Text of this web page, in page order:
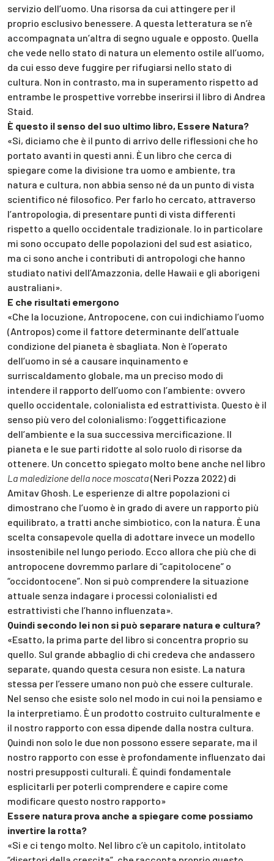
servizio dell’uomo. Una risorsa da cui attingere per il
proprio esclusivo benessere. A questa letteratura se n’è
accompagnata un’altra di segno uguale e opposto. Quella
che vede nello stato di natura un elemento ostile all’uomo,
da cui esso deve fuggire per rifugiarsi nello stato di
cultura. Non in contrasto, ma in superamento rispetto ad
entrambe le prospettive vorrebbe inserirsi il libro di Andrea
Staid.
È questo il senso del suo ultimo libro, Essere Natura?
«Si, diciamo che è il punto di arrivo delle riflessioni che ho
portato avanti in questi anni. È un libro che cerca di
spiegare come la divisione tra uomo e ambiente, tra
natura e cultura, non abbia senso né da un punto di vista
scientifico né filosofico. Per farlo ho cercato, attraverso
l’antropologia, di presentare punti di vista differenti
rispetto a quello occidentale tradizionale. Io in particolare
mi sono occupato delle popolazioni del sud est asiatico,
ma ci sono anche i contributi di antropologi che hanno
studiato nativi dell’Amazzonia, delle Hawaii e gli aborigeni
australiani».
E che risultati emergono
«Che la locuzione, Antropocene, con cui indichiamo l’uomo
(Antropos) come il fattore determinante dell’attuale
condizione del pianeta è sbagliata. Non è l’operato
dell’uomo in sé a causare inquinamento e
surriscaldamento globale, ma un preciso modo di
intendere il rapporto dell’uomo con l’ambiente: ovvero
quello occidentale, colonialista ed estrattivista. Questo è il
senso più vero del colonialismo: l’oggettificazione
dell’ambiente e la sua successiva mercificazione. Il
pianeta e le sue parti ridotte al solo ruolo di risorse da
ottenere. Un concetto spiegato molto bene anche nel libro
La maledizione della noce moscata(Neri Pozza 2022) di
Amitav Ghosh. Le esperienze di altre popolazioni ci
dimostrano che l’uomo è in grado di avere un rapporto più
equilibrato, a tratti anche simbiotico, con la natura. È una
scelta consapevole quella di adottare invece un modello
insostenibile nel lungo periodo. Ecco allora che più che di
antropocene dovremmo parlare di “capitolocene” o
“occidontocene”. Non si può comprendere la situazione
attuale senza indagare i processi colonialisti ed
estrattivisti che l’hanno influenzata».
Quindi secondo lei non si può separare natura e cultura?
«Esatto, la prima parte del libro si concentra proprio su
quello. Sul grande abbaglio di chi credeva che andassero
separate, quando questa cesura non esiste. La natura
stessa per l’essere umano non può che essere culturale.
Nel senso che esiste solo nel modo in cui noi la pensiamo e
la interpretiamo. È un prodotto costruito culturalmente e
il nostro rapporto con essa dipende dalla nostra cultura.
Quindi non solo le due non possono essere separate, ma il
nostro rapporto con esse è profondamente influenzato dai
nostri presupposti culturali. È quindi fondamentale
esplicitarli per poterli comprendere e capire come
modificare questo nostro rapporto»
Essere natura prova anche a spiegare come possiamo
invertire la rotta?
«Si e ci tengo molto. Nel libro c’è un capitolo, intitolato